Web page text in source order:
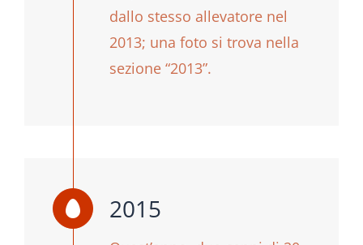
dallo stesso allevatore nel
2013; una foto si trova nella
sezione “2013”.
2015